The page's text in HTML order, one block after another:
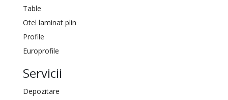
Table
Otel laminat plin
Profile
Europrofile
Servicii
Depozitare